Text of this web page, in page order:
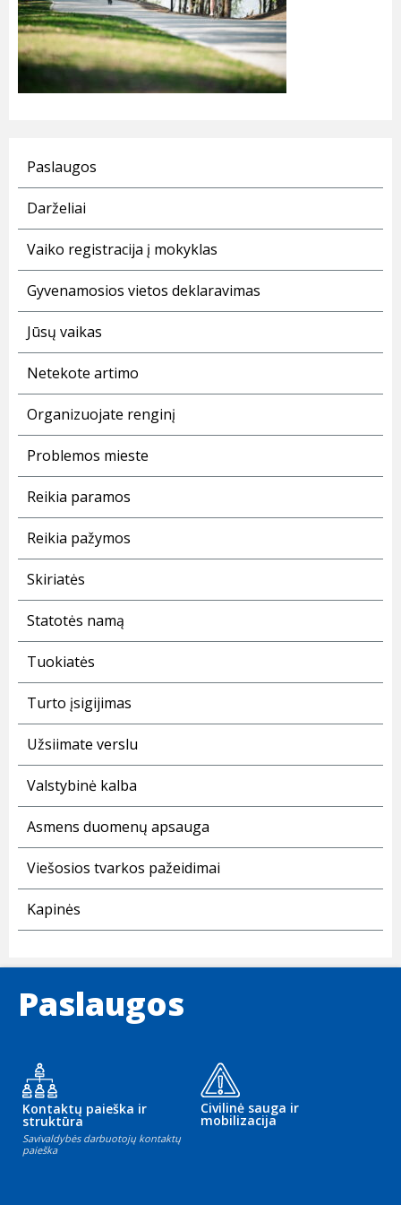
Paslaugos
Darželiai
Vaiko registracija į mokyklas
Gyvenamosios vietos deklaravimas
Jūsų vaikas
Netekote artimo
Organizuojate renginį
Problemos mieste
Reikia paramos
Reikia pažymos
Skiriatės
Statotės namą
Tuokiatės
Turto įsigijimas
Užsiimate verslu
Valstybinė kalba
Asmens duomenų apsauga
Viešosios tvarkos pažeidimai
Kapinės
Paslaugos
Kontaktų paieška ir
struktūra
Savivaldybės darbuotojų kontaktų
paieška
Civilinė sauga ir
mobilizacija